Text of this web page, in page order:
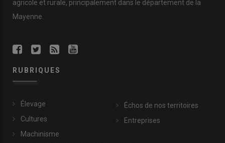
agricole et rurale, principalement dans le département de la
Mayenne.
RUBRIQUES
Élevage
Cultures
Machinisme
Échos de nos territoires
Entreprises